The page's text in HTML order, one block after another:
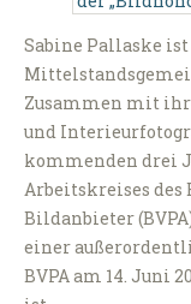
Sabine Pallaske
Zusammen mit
und
kommenden drei
Arbeitskreises des
Bildanbieter
einer
BVPA am 14. Juni